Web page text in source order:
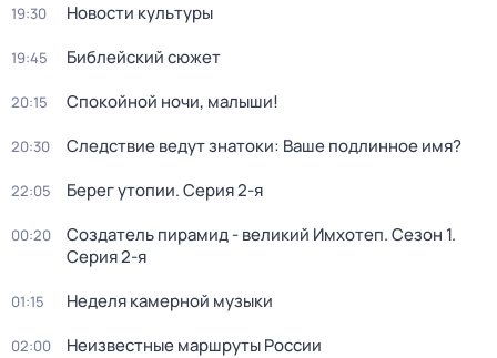
19:30 Новости культуры
19:45 Библейский сюжет
20:15 Спокойной ночи, малыши!
20:30 Следствие ведут знатоки: Ваше подлинное имя?
22:05 Берег утопии. Серия 2-я
00:20 Создатель пирамид - великий Имхотеп. Сезон 1.
Серия 2-я
01:15 Неделя камерной музыки
02:00 Неизвестные маршруты России